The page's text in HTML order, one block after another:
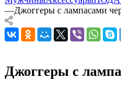
—Джоггеры с лампасами
Джоггеры с